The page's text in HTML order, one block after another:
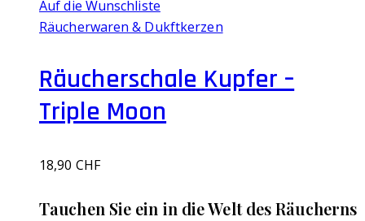
Auf die Wunschliste
Räucherwaren & Dukftkerzen
Räucherschale Kupfer –
Triple Moon
18,90 CHF
Tauchen Sie ein in die Welt des Räucherns